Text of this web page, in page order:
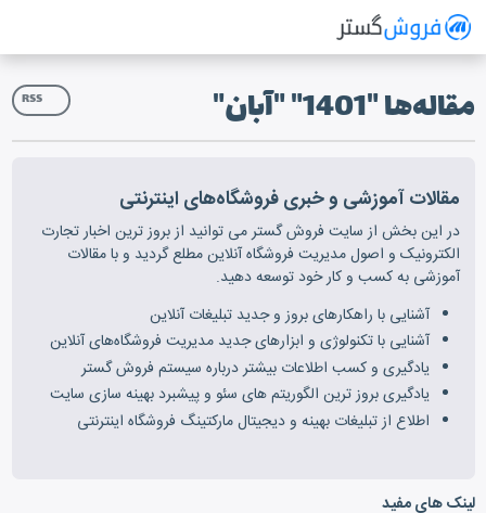
سیستم مدیریت فروش آنلاین
RSS مقاله‌ها "1401" "آبان"
مقالات آموزشی و خبری فروشگاه‌های اینترنتی
در این بخش از سایت فروش گستر می توانید از بروز ترین اخبار تجارت
الکترونیک و اصول مدیریت فروشگاه آنلاین مطلع گردید و با مقالات
آموزشی به کسب و کار خود توسعه دهید.
آشنایی با راهکارهای بروز و جدید تبلیغات آنلاین
آشنایی با تکنولوژی و ابزارهای جدید مدیریت فروشگاه‌های آنلاین
یادگیری و کسب اطلاعات بیشتر درباره سیستم فروش گستر
یادگیری بروز ترین الگوریتم های سئو و پیشبرد بهینه سازی سایت
اطلاع از تبلیغات بهینه و دیجیتال مارکتینگ فروشگاه اینترنتی
لینک های مفید